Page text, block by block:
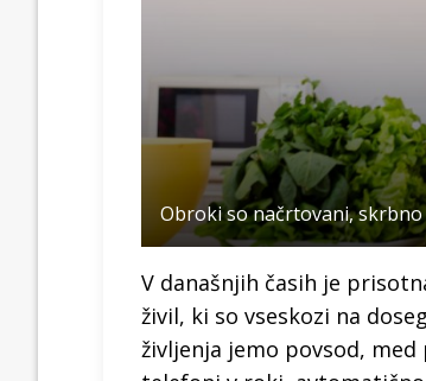
Obroki so načrtovani,
V današnjih časih je
živil, ki so vseskozi na
življenja jemo povsod,